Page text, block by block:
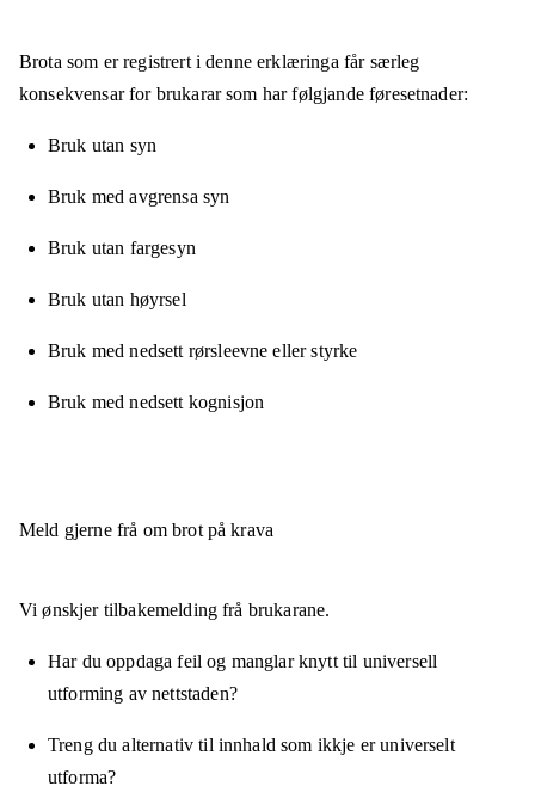
Brota som er registrert i denne erklæringa får særleg
konsekvensar for brukarar som har følgjande føresetnader:
Bruk utan syn
Bruk med avgrensa syn
Bruk utan fargesyn
Bruk utan høyrsel
Bruk med nedsett rørsleevne eller styrke
Bruk med nedsett kognisjon
Meld gjerne frå om brot på krava
Vi ønskjer tilbakemelding frå brukarane.
Har du oppdaga feil og manglar knytt til universell
utforming av nettstaden?
Treng du alternativ til innhald som ikkje er universelt
utforma?